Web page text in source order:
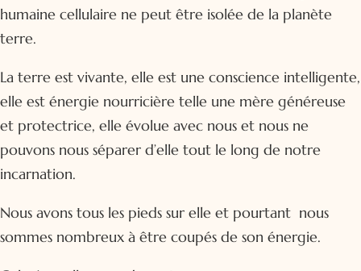
humaine cellulaire ne peut être isolée de la planète
terre.
La terre est vivante, elle est une conscience intelligente,
elle est énergie nourricière telle une mère généreuse
et protectrice, elle évolue avec nous et nous ne
pouvons nous séparer d’elle tout le long de notre
incarnation.
Nous avons tous les pieds sur elle et pourtant nous
sommes nombreux à être coupés de son énergie.